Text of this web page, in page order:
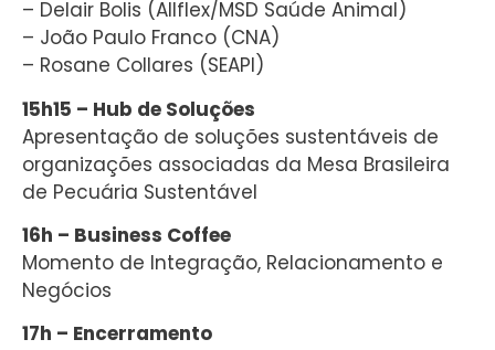
– Delair Bolis (Allflex/MSD Saúde Animal)
– João Paulo Franco (CNA)
– Rosane Collares (SEAPI)
15h15 – Hub de Soluções
Apresentação de soluções sustentáveis de
organizações associadas da Mesa Brasileira
de Pecuária Sustentável
16h – Business Coffee
Momento de Integração, Relacionamento e
Negócios
17h – Encerramento